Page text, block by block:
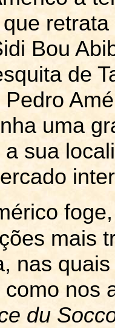
Bou
de
uma
sua
mais
nas quais
como nos
du